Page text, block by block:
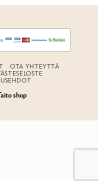
OTA YHTEYTTÄ
shop